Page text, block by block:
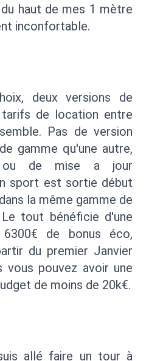
haut de mes 1 mètre
inconfortable.
deux versions de
de location entre
Pas de version
gamme qu'une autre,
ou de mise a jour
sport est sortie début
la même gamme de
tout bénéficie d'une
de bonus éco,
du premier Janvier
vous pouvez avoir une
de moins de 20k€.
allé faire un tour à